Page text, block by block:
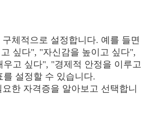
체적으로 설정합니다. 예를 들면
싶다", "자신감을 높이고 싶다",
우고 싶다", "경제적 안정을 이루고
를 설정할 수 있습니다.
한 자격증을 알아보고 선택합니